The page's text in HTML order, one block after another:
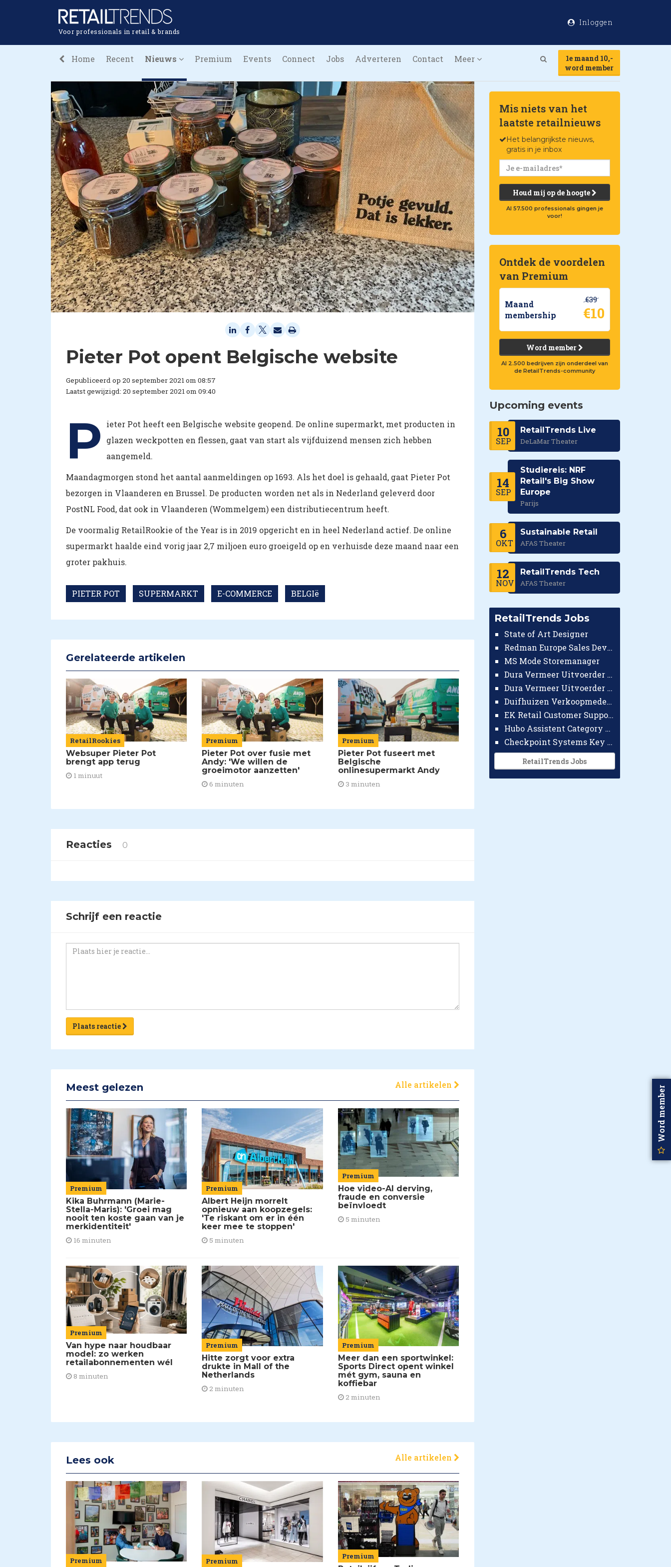
Voor professionals in retail & brands
Inloggen
Home Recent Nieuws Premium Events Connect Jobs Adverteren Contact Meer
1e maand 10,-
word member
Pieter Pot opent Belgische website
Gepubliceerd op 20 september 2021 om 08:57
Laatst gewijzigd: 20 september 2021 om 09:40
P
ieter Pot heeft een Belgische website geopend. De online supermarkt, met producten in
glazen weckpotten en flessen, gaat van start als vijfduizend mensen zich hebben
aangemeld.
Maandagmorgen stond het aantal aanmeldingen op 1693. Als het doel is gehaald, gaat Pieter Pot
bezorgen in Vlaanderen en Brussel. De producten worden net als in Nederland geleverd door
PostNL Food, dat ook in Vlaanderen (Wommelgem) een distributiecentrum heeft.
De voormalig RetailRookie of the Year is in 2019 opgericht en in heel Nederland actief. De online
supermarkt haalde eind vorig jaar 2,7 miljoen euro groeigeld op en verhuisde deze maand naar een
groter pakhuis.
PIETER POT SUPERMARKT E-COMMERCE BELGIë
Gerelateerde artikelen
RetailRookies
Websuper Pieter Pot
brengt app terug
1 minuut
Premium
Pieter Pot over fusie met
Andy: 'We willen de
groeimotor aanzetten'
6 minuten
Premium
Pieter Pot fuseert met
Belgische
onlinesupermarkt Andy
3 minuten
Reacties 0
Schrijf een reactie
Plaats reactie
Meest gelezen Alle artikelen
Premium
Kika Buhrmann (Marie-
Stella-Maris): 'Groei mag
nooit ten koste gaan van je
merkidentiteit'
16 minuten
Premium
Albert Heijn morrelt
opnieuw aan koopzegels:
'Te riskant om er in één
keer mee te stoppen'
5 minuten
Premium
Hoe video-AI derving,
fraude en conversie
beïnvloedt
5 minuten
Premium
Van hype naar houdbaar
model: zo werken
retailabonnementen wél
8 minuten
Premium
Hitte zorgt voor extra
drukte in Mall of the
Netherlands
2 minuten
Premium
Meer dan een sportwinkel:
Sports Direct opent winkel
mét gym, sauna en
koffiebar
2 minuten
Lees ook Alle artikelen
Premium Premium
Premium
Mis niets van het
laatste retailnieuws
Het belangrijkste nieuws,
gratis in je inbox
Houd mij op de hoogte
Al 57.500 professionals gingen je
voor!
Ontdek de voordelen
van Premium
Maand
membership
€39
€10
Word member
Al 2.500 bedrijven zijn onderdeel van
de RetailTrends-community
Upcoming events
10
SEP
RetailTrends Live
DeLaMar Theater
14
SEP
Studiereis: NRF
Retail's Big Show
Europe
Parijs
6
OKT
Sustainable Retail
AFAS Theater
12
NOV
RetailTrends Tech
AFAS Theater
RetailTrends Jobs
State of Art Designer
Redman Europe Sales Developer (Europe)
MS Mode Storemanager
Dura Vermeer Uitvoerder GWW Amsterdam
Dura Vermeer Uitvoerder Civiel Nijmegen
Duifhuizen Verkoopmedewerker Ridderkerk
EK Retail Customer Support Omnichannel
Hubo Assistent Category Manager
Checkpoint Systems Key Accountmanager Benelux
RetailTrends Jobs
Word member